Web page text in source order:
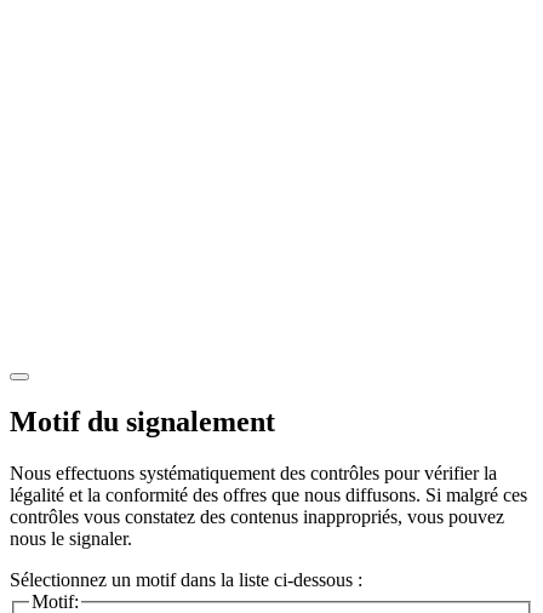
Motif du signalement
Nous effectuons systématiquement des contrôles pour vérifier la
légalité et la conformité des offres que nous diffusons. Si malgré ces
contrôles vous constatez des contenus inappropriés, vous pouvez
nous le signaler.
Sélectionnez un motif dans la liste ci-dessous :
Motif: